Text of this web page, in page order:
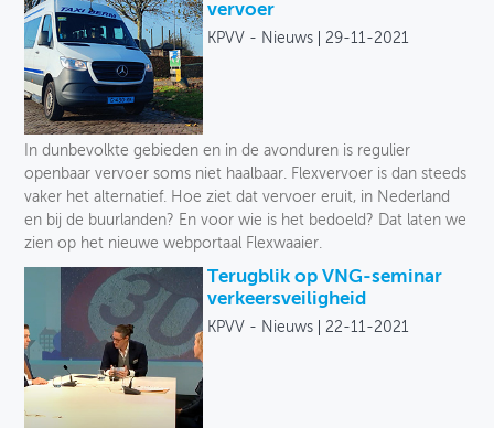
vervoer
KPVV - Nieuws 29-11-2021
In dunbevolkte gebieden en in de avonduren is regulier
openbaar vervoer soms niet haalbaar. Flexvervoer is dan steeds
vaker het alternatief. Hoe ziet dat vervoer eruit, in Nederland
en bij de buurlanden? En voor wie is het bedoeld? Dat laten we
zien op het nieuwe webportaal Flexwaaier.
Terugblik op VNG-seminar
verkeersveiligheid
KPVV - Nieuws 22-11-2021